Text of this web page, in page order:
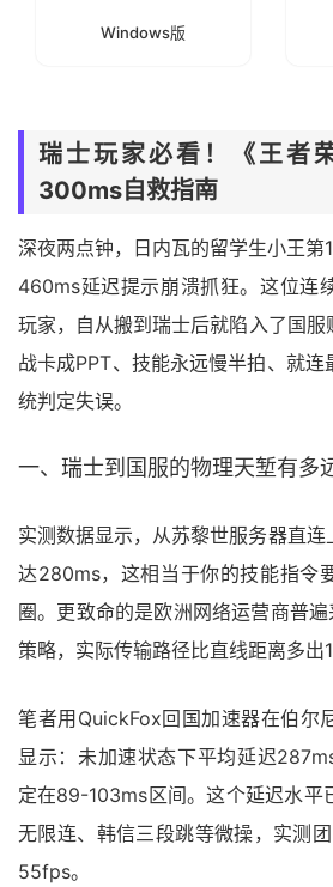
Windows版
瑞士玩家必看！《王者
300ms自救指南
深夜两点钟，日内瓦的留学生小王第
460ms延迟提示崩溃抓狂。这位连
玩家，自从搬到瑞士后就陷入了国
战卡成PPT、技能永远慢半拍、就
统判定失误。
一、瑞士到国服的物理天堑有多
实测数据显示，从苏黎世服务器直
达280ms，这相当于你的技能指令
圈。更致命的是欧洲网络运营商普
策略，实际传输路径比直线距离多出
笔者用QuickFox回国加速器在伯尔
显示：未加速状态下平均延迟
定在89-103ms区间。这个延迟水平
无限连、韩信三段跳等微操，实测
55fps。